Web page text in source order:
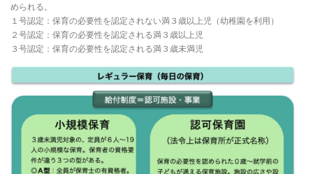
められる。
１号認定：保育の必要性を認定されない満３歳以上児（幼稚園を利用）
２号認定：保育の必要性を認定される満３歳以上児
３号認定：保育の必要性を認定される満３歳未満児